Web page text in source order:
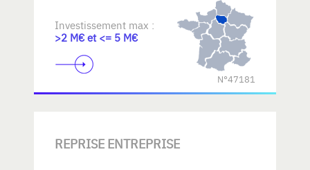
Investissement max :
>2 M€ et <= 5 M€
N°47181
REPRISE ENTREPRISE